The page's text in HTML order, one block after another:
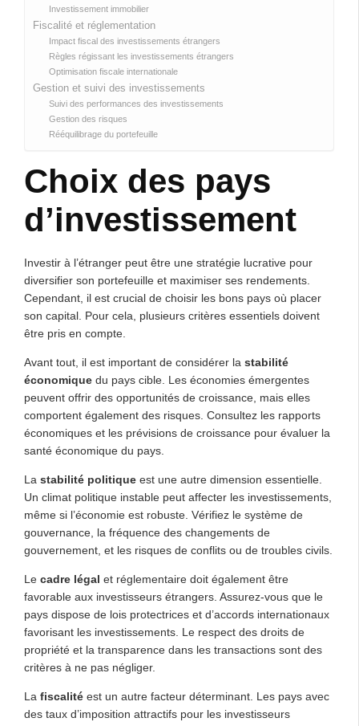
Investissement immobilier
Fiscalité et réglementation
Impact fiscal des investissements étrangers
Règles régissant les investissements étrangers
Optimisation fiscale internationale
Gestion et suivi des investissements
Suivi des performances des investissements
Gestion des risques
Rééquilibrage du portefeuille
Choix des pays
d’investissement
Investir à l’étranger peut être une stratégie lucrative pour
diversifier son portefeuille et maximiser ses rendements.
Cependant, il est crucial de choisir les bons pays où placer
son capital. Pour cela, plusieurs critères essentiels doivent
être pris en compte.
Avant tout, il est important de considérer la stabilité
économique du pays cible. Les économies émergentes
peuvent offrir des opportunités de croissance, mais elles
comportent également des risques. Consultez les rapports
économiques et les prévisions de croissance pour évaluer la
santé économique du pays.
La stabilité politique est une autre dimension essentielle.
Un climat politique instable peut affecter les investissements,
même si l’économie est robuste. Vérifiez le système de
gouvernance, la fréquence des changements de
gouvernement, et les risques de conflits ou de troubles civils.
Le cadre légal et réglementaire doit également être
favorable aux investisseurs étrangers. Assurez-vous que le
pays dispose de lois protectrices et d’accords internationaux
favorisant les investissements. Le respect des droits de
propriété et la transparence dans les transactions sont des
critères à ne pas négliger.
La fiscalité est un autre facteur déterminant. Les pays avec
des taux d’imposition attractifs pour les investisseurs